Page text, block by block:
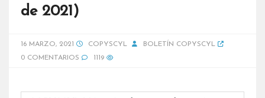
de 2021)
16 MARZO, 2021 COPYSCYL
BOLETÍN COPYSCYL
0 COMENTARIOS
1119